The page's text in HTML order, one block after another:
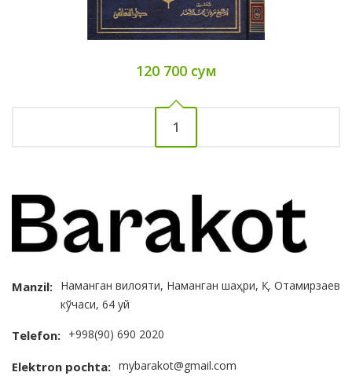
120 700 сум
1
Manzil: Наманган вилояти, Наманган шаҳри, Қ. Отамирзаев
кўчаси, 64 уй
Telefon: +998(90) 690 2020
Elektron pochta: mybarakot@gmail.com